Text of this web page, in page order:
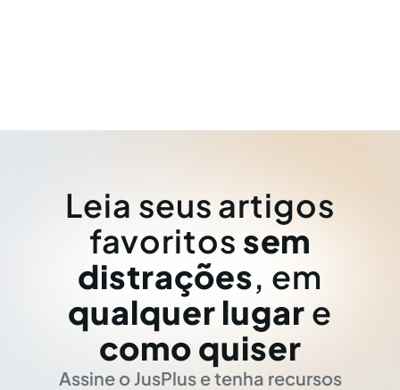
Leia seus artigos
favoritos sem
distrações, em
qualquer lugar e
como quiser
Assine o JusPlus e tenha recursos